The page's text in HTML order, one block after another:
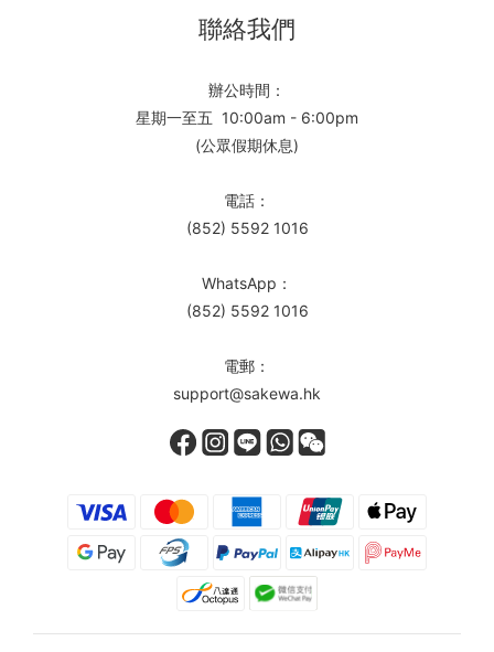
聯絡我們
辦公時間：
星期一至五 10:00am - 6:00pm
(公眾假期休息)
電話：
(852) 5592 1016
WhatsApp：
(852) 5592 1016
電郵：
support@sakewa.hk